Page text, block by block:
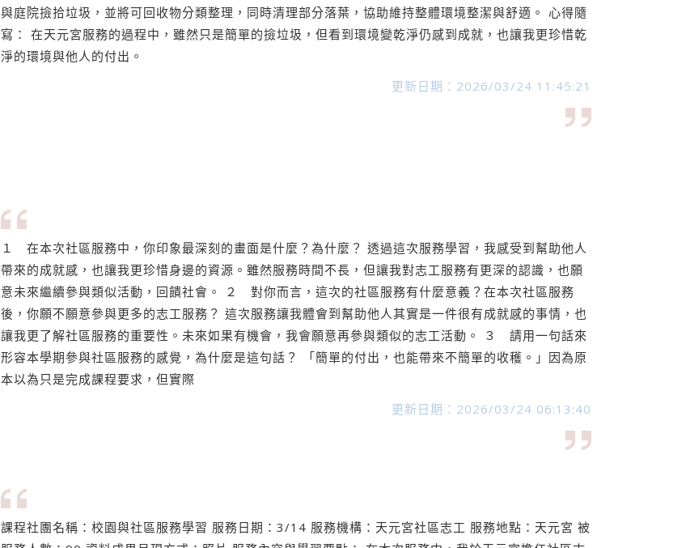
與庭院撿拾垃圾，並將可回收物分類整理，同時清理部分落葉，協助維持整體環境整潔與舒適。 心得隨
寫： 在天元宮服務的過程中，雖然只是簡單的撿垃圾，但看到環境變乾淨仍感到成就，也讓我更珍惜乾
淨的環境與他人的付出。
更新日期：2026/03/24 11:45:21
１ 在本次社區服務中，你印象最深刻的畫面是什麼？為什麼？ 透過這次服務學習，我感受到幫助他人
帶來的成就感，也讓我更珍惜身邊的資源。雖然服務時間不長，但讓我對志工服務有更深的認識，也願
意未來繼續參與類似活動，回饋社會。 ２ 對你而言，這次的社區服務有什麼意義？在本次社區服務
後，你願不願意參與更多的志工服務？ 這次服務讓我體會到幫助他人其實是一件很有成就感的事情，也
讓我更了解社區服務的重要性。未來如果有機會，我會願意再參與類似的志工活動。 ３ 請用一句話來
形容本學期參與社區服務的感覺，為什麼是這句話？ 「簡單的付出，也能帶來不簡單的收穫。」因為原
本以為只是完成課程要求，但實際
更新日期：2026/03/24 06:13:40
課程社團名稱：校園與社區服務學習 服務日期：3/14 服務機構：天元宮社區志工 服務地點：天元宮 被